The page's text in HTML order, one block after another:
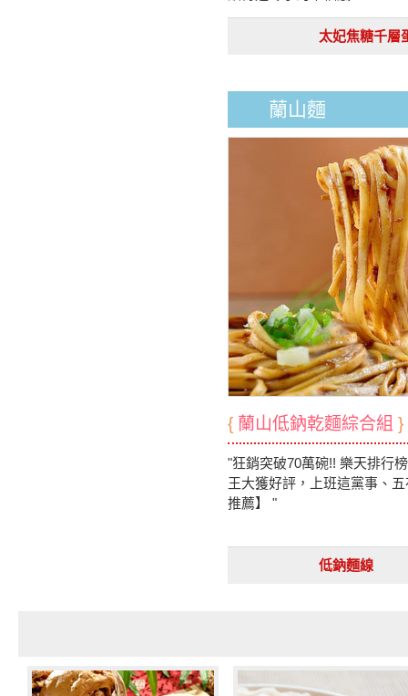
太妃焦糖千層
蘭山麵
{ 蘭山低鈉乾麵綜合組 }
"狂銷突破70萬碗!! 樂天排行
王大獲好評，上班這黨事、
推薦】 "
低鈉麵線